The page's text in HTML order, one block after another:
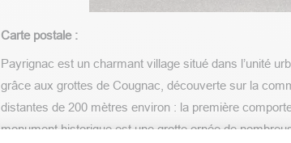
Carte postale :
Payrignac est un charmant village situé dans l’unité
grâce aux grottes de Cougnac, découverte sur la
distantes de 200 mètres environ : la première
monument historique est une grotte ornée de